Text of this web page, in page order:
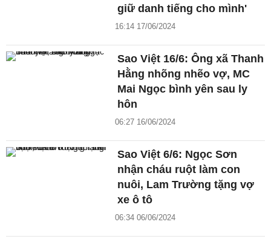
giữ danh tiếng cho mình'
16:14 17/06/2024
Sao Việt 16/6: Ông xã Thanh
Hằng nhõng nhẽo vợ, MC
Mai Ngọc bình yên sau ly
hôn
06:27 16/06/2024
Sao Việt 6/6: Ngọc Sơn
nhận cháu ruột làm con
nuôi, Lam Trường tặng vợ
xe ô tô
06:34 06/06/2024